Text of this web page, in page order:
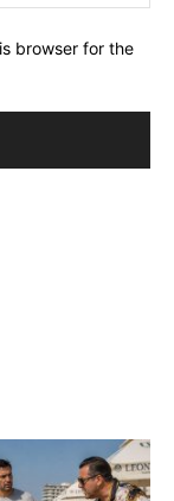
browser for the